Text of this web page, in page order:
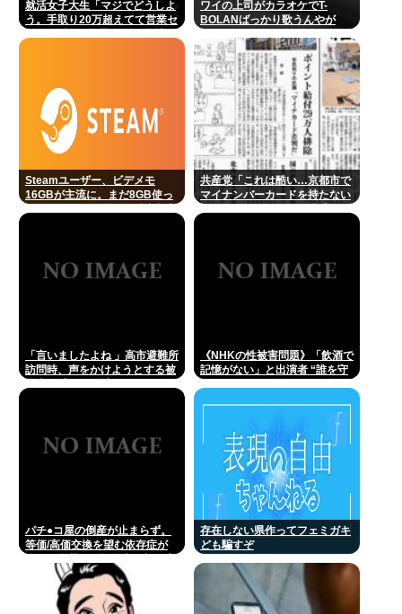
就活女子大生「マジでどうしよ
う。手取り20万超えてて営業セ
ワイの上司がカラオケでT-
BOLANばっかり歌うんやが
Steamユーザー、ビデメモ
16GBが主流に。まだ8GB使っ
共産党「これは酷い…京都市で
マイナンバーカードを持たない
「言いましたよね 」高市避難所
訪問時、声をかけようとする被
《NHKの性被害問題》「飲酒で
記憶がない」と出演者 “誰を守
パチ●コ屋の倒産が止まらず。
等価/高価交換を望む依存症が
は戻らず
存在しない県作ってフェミガキ
ども騙すぞ